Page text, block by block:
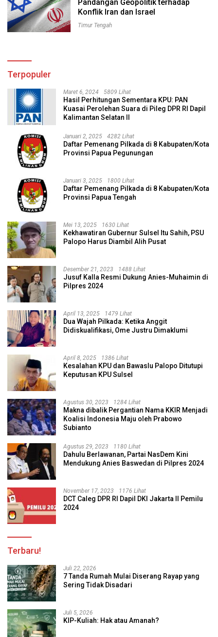
Pandangan Geopolitik terhadap
Konflik Iran dan Israel
Timur Tengah
Terpopuler
Maret 6, 2024 5809 Lihat
Hasil Perhitungan Sementara KPU: PAN
Kuasai Perolehan Suara di Pileg DPR RI Dapil
Kalimantan Selatan II
Januari 2, 2025 4282 Lihat
Daftar Pemenang Pilkada di 8 Kabupaten/Kota
Provinsi Papua Pegunungan
Januari 3, 2025 1800 Lihat
Daftar Pemenang Pilkada di 8 Kabupaten/Kota
Provinsi Papua Tengah
Mei 13, 2025 1630 Lihat
Kekhawatiran Gubernur Sulsel Itu Sahih, PSU
Palopo Harus Diambil Alih Pusat
Desember 21, 2023 1488 Lihat
Jusuf Kalla Resmi Dukung Anies-Muhaimin di
Pilpres 2024
April 13, 2025 1479 Lihat
Dua Wajah Pilkada: Ketika Anggit
Didiskualifikasi, Ome Justru Dimaklumi
April 8, 2025 1386 Lihat
Kesalahan KPU dan Bawaslu Palopo Ditutupi
Keputusan KPU Sulsel
Agustus 30, 2023 1284 Lihat
Makna dibalik Pergantian Nama KKIR Menjadi
Koalisi Indonesia Maju oleh Prabowo
Subianto
Agustus 29, 2023 1180 Lihat
Dahulu Berlawanan, Partai NasDem Kini
Mendukung Anies Baswedan di Pilpres 2024
November 17, 2023 1176 Lihat
DCT Caleg DPR RI Dapil DKI Jakarta II Pemilu
2024
Terbaru!
Juli 22, 2026
7 Tanda Rumah Mulai Diserang Rayap yang
Sering Tidak Disadari
Juli 5, 2026
KIP-Kuliah: Hak atau Amanah?